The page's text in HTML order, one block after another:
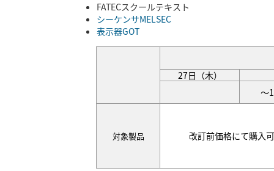
FATECスクールテキスト
シーケンサMELSEC
表示器GOT
27日（木）
～
対象製品 改訂前価格にて購入